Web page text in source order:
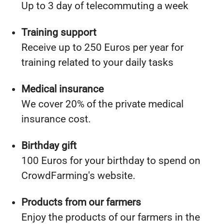
Up to 3 day of telecommuting a week
Training support
Receive up to 250 Euros per year for
training related to your daily tasks
Medical insurance
We cover 20% of the private medical
insurance cost.
Birthday gift
100 Euros for your birthday to spend on
CrowdFarming's website.
Products from our farmers
Enjoy the products of our farmers in the